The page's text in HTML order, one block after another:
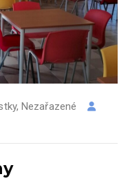
,Nezařazené